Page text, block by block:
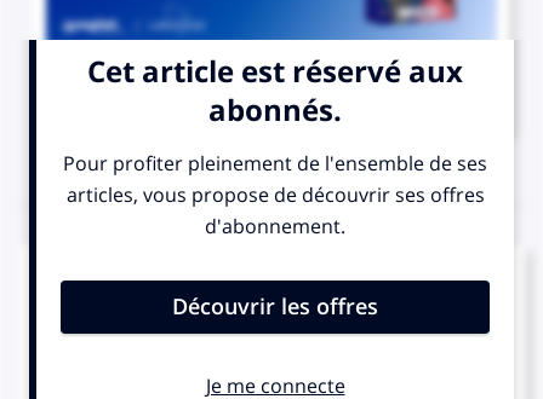
COURS DE FRANÇAIS 
QUIZ
italienne ?
razzia